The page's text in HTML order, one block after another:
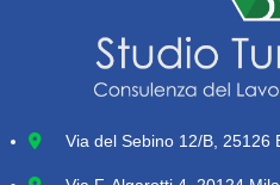
Via del Sebino 12/B, 25126